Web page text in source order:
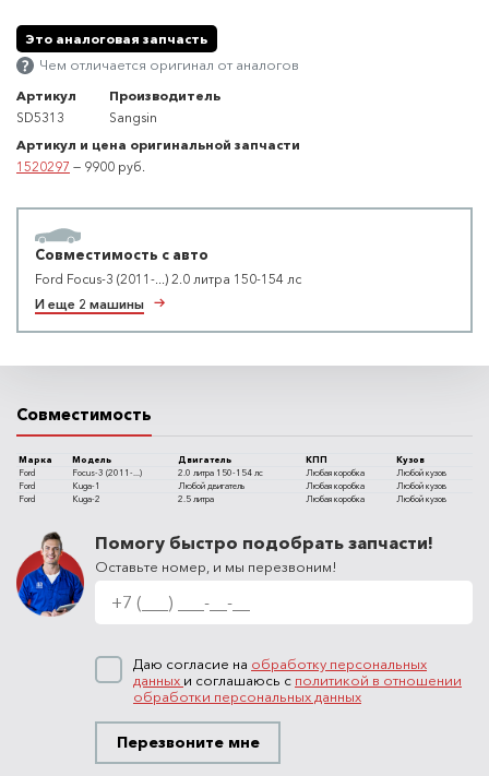
Это аналоговая запчасть
Чем отличается оригинал от аналогов
Артикул
SD5313
Производитель
Sangsin
Артикул и цена оригинальной запчасти
1520297 — 9900 руб.
Совместимость с авто
Ford Focus-3 (2011-...) 2.0 литра 150-154 лс
И еще 2 машины
Совместимость
Марка Модель Двигатель КПП
Кузов
Ford
Focus-3 (2011-...) 2.0 литра 150-154 лс Любая коробка
Любой кузов
Ford
Kuga-1 Любой двигатель Любая коробка
Любой кузов
Ford
Kuga-2 2.5 литра Любая коробка Любой кузов
Помогу быстро подобрать запчасти!
Оставьте номер, и мы перезвоним!
Даю согласие на обработку персональных
данных и соглашаюсь с политикой в отношении
обработки персональных данных
Перезвоните мне